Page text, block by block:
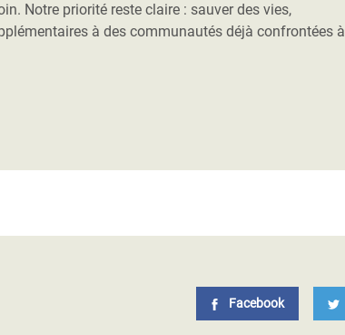
Notre priorité reste claire : sauver des vies,
à des communautés déjà confrontées à
Facebook